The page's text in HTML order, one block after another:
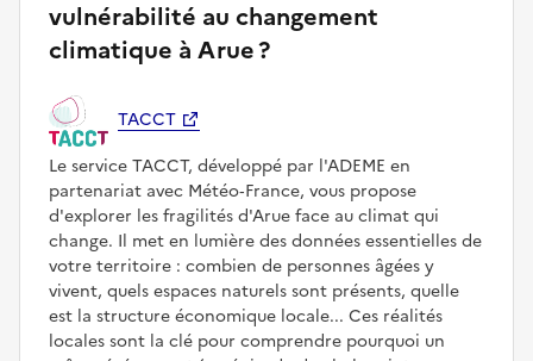
vulnérabilité au changement
climatique à Arue ?
TACCT
Le service TACCT, développé par l'ADEME en
partenariat avec Météo‑France, vous propose
d'explorer les fragilités d'Arue face au climat qui
change. Il met en lumière des données essentielles de
votre territoire : combien de personnes âgées y
vivent, quels espaces naturels sont présents, quelle
est la structure économique locale... Ces réalités
locales sont la clé pour comprendre pourquoi un